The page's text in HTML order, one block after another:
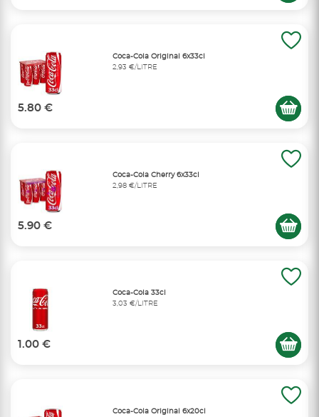
Coca-Cola Original 6x33cl
2,93 €/LITRE
5.80 €
Coca-Cola Cherry 6x33cl
2,98 €/LITRE
5.90 €
Coca-Cola 33cl
3,03 €/LITRE
1.00 €
Coca-Cola Original 6x20cl